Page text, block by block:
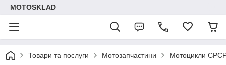
MOTOSKLAD
Товари та послуги Мотозапчастини Мотоцикли